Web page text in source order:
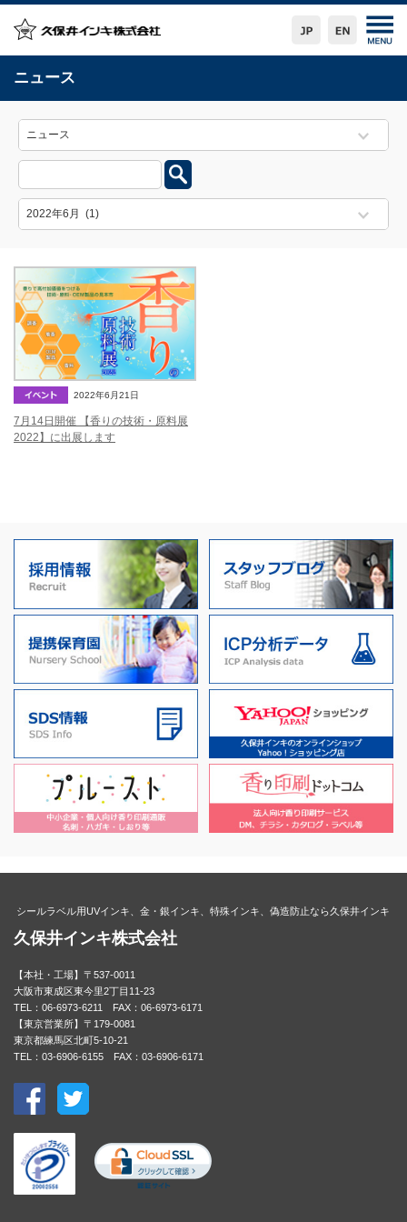
ニュース
2022年6月21日
7月14日開催 【香りの技術・原料展
2022】に出展します
シールラベル用UVインキ、金・銀インキ、特殊インキ、偽造防止なら久保井インキ
久保井インキ株式会社
【本社・工場】〒537-0011
大阪市東成区東今里2丁目11-23
TEL：06-6973-6211 FAX：06-6973-6171
【東京営業所】〒179-0081
東京都練馬区北町5-10-21
TEL：03-6906-6155 FAX：03-6906-6171